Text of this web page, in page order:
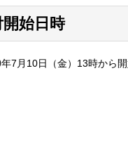
始日時
7月10日（金）13時から